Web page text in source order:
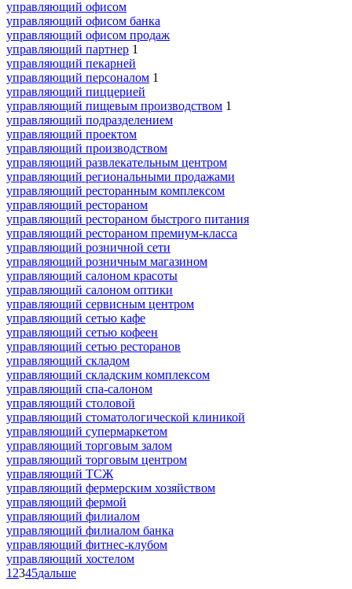
управляющий офисом
управляющий офисом банка
управляющий офисом продаж
управляющий партнер 1
управляющий пекарней
управляющий персоналом 1
управляющий пиццерией
управляющий пищевым производством 1
управляющий подразделением
управляющий проектом
управляющий производством
управляющий развлекательным центром
управляющий региональными продажами
управляющий ресторанным комплексом
управляющий рестораном
управляющий рестораном быстрого питания
управляющий рестораном премиум-класса
управляющий розничной сети
управляющий розничным магазином
управляющий салоном красоты
управляющий салоном оптики
управляющий сервисным центром
управляющий сетью кафе
управляющий сетью кофеен
управляющий сетью ресторанов
управляющий складом
управляющий складским комплексом
управляющий спа-салоном
управляющий столовой
управляющий стоматологической клиникой
управляющий супермаркетом
управляющий торговым залом
управляющий торговым центром
управляющий ТСЖ
управляющий фермерским хозяйством
управляющий фермой
управляющий филиалом
управляющий филиалом банка
управляющий фитнес-клубом
управляющий хостелом
1 2345дальше